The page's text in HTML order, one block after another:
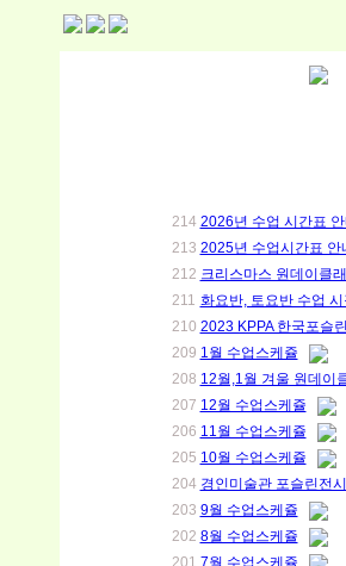
214 2026년 수업 시간표
213 2025년 수업시간표 안
212 크리스마스 원데이클
211 화요반, 토요반 수업
210 2023 KPPA 한국포슬
209 1월 수업스케쥴
208 12월,1월 겨울 원데이
207 12월 수업스케쥴
206 11월 수업스케쥴
205 10월 수업스케쥴
204 경인미술관 포슬린전
203 9월 수업스케쥴
202 8월 수업스케쥴
201 7월 수업스케쥴